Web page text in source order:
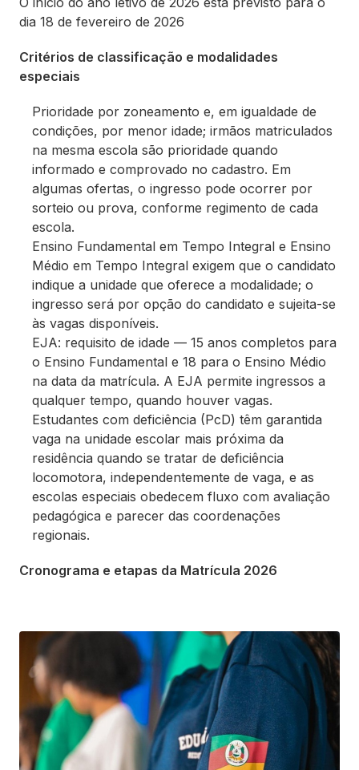
dia 18 de fevereiro de 2026
Critérios de classificação e modalidades
especiais
Prioridade por zoneamento e, em igualdade de
condições, por menor idade; irmãos matriculados
na mesma escola são prioridade quando
informado e comprovado no cadastro. Em
algumas ofertas, o ingresso pode ocorrer por
sorteio ou prova, conforme regimento de cada
escola.
Ensino Fundamental em Tempo Integral e Ensino
Médio em Tempo Integral exigem que o candidato
indique a unidade que oferece a modalidade; o
ingresso será por opção do candidato e sujeita-se
às vagas disponíveis.
EJA: requisito de idade — 15 anos completos para
o Ensino Fundamental e 18 para o Ensino Médio
na data da matrícula. A EJA permite ingressos a
qualquer tempo, quando houver vagas.
Estudantes com deficiência (PcD) têm garantida
vaga na unidade escolar mais próxima da
residência quando se tratar de deficiência
locomotora, independentemente de vaga, e as
escolas especiais obedecem fluxo com avaliação
pedagógica e parecer das coordenações
regionais.
Cronograma e etapas da Matrícula 2026